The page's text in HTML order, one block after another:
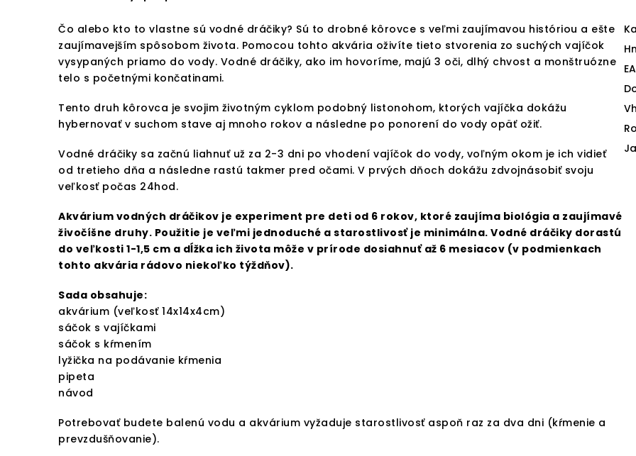
Čo alebo kto to vlastne sú vodné dráčiky? Sú to drobné kôrovce s veľmi zaujímavou históriou a ešte
zaujímavejším spôsobom života. Pomocou tohto akvária oživíte tieto stvorenia zo suchých vajíčok
vysypaných priamo do vody. Vodné dráčiky, ako im hovoríme, majú 3 oči, dlhý chvost a monštruózne
telo s početnými končatinami.
Tento druh kôrovca je svojim životným cyklom podobný listonohom, ktorých vajíčka dokážu
hybernovať v suchom stave aj mnoho rokov a následne po ponorení do vody opäť ožiť.
Vodné dráčiky sa začnú liahnuť už za 2-3 dni po vhodení vajíčok do vody, voľným okom je ich vidieť
od tretieho dňa a následne rastú takmer pred očami. V prvých dňoch dokážu zdvojnásobiť svoju
veľkosť počas 24hod.
Akvárium vodných dráčikov je experiment pre deti od 6 rokov, ktoré zaujíma biológia a zaujímavé
živočíšne druhy. Použitie je veľmi jednoduché a starostlivosť je minimálna. Vodné dráčiky dorastú
do veľkosti 1-1,5 cm a dĺžka ich života môže v prírode dosiahnuť až 6 mesiacov (v podmienkach
tohto akvária rádovo niekoľko týždňov).
Sada obsahuje:
akvárium (veľkosť 14x14x4cm)
sáčok s vajíčkami
sáčok s kŕmením
lyžička na podávanie kŕmenia
pipeta
návod
Potrebovať budete balenú vodu a akvárium vyžaduje starostlivosť aspoň raz za dva dni (kŕmenie a
prevzdušňovanie).